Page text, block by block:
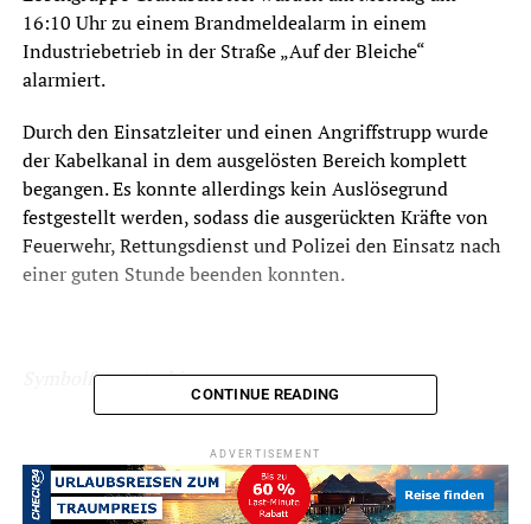
16:10 Uhr zu einem Brandmeldealarm in einem
Industriebetrieb in der Straße „Auf der Bleiche“
alarmiert.
Durch den Einsatzleiter und einen Angriffstrupp wurde
der Kabelkanal in dem ausgelösten Bereich komplett
begangen. Es konnte allerdings kein Auslösegrund
festgestellt werden, sodass die ausgerückten Kräfte von
Feuerwehr, Rettungsdienst und Polizei den Einsatz nach
einer guten Stunde beenden konnten.
Symbolfoto / Archiv
ADVERTISEMENT
CONTINUE READING
ADVERTISEMENT